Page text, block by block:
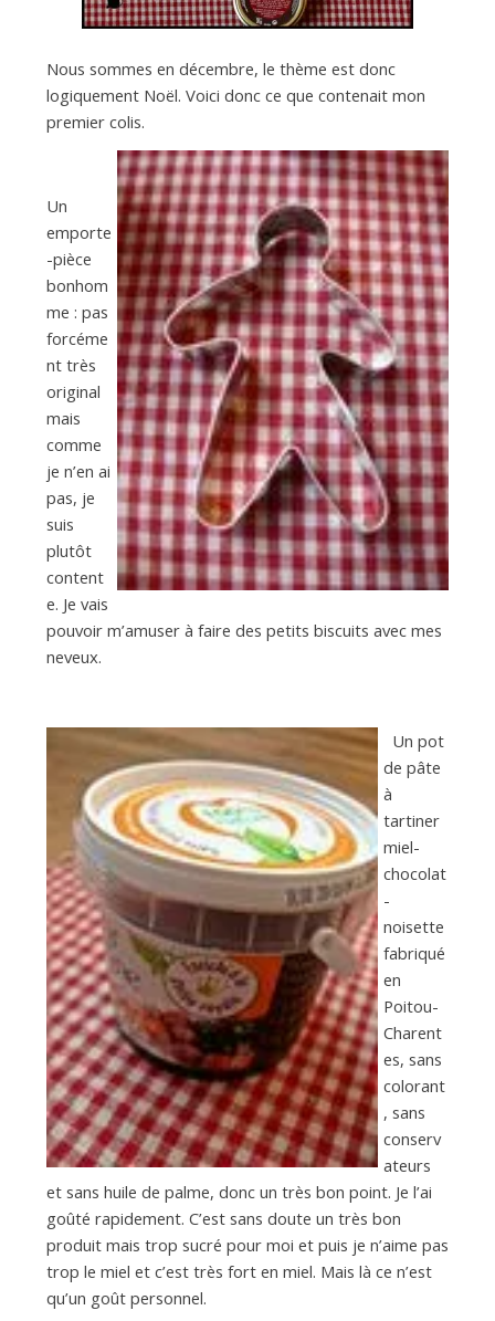
Nous sommes en décembre, le thème est donc
logiquement Noël. Voici donc ce que contenait mon
premier colis.
Un
emporte
-pièce
bonhom
me : pas
forcéme
nt très
original
mais
comme
je n’en ai
pas, je
suis
plutôt
content
e. Je vais
pouvoir m’amuser à faire des petits biscuits avec mes
neveux.
Un pot
de pâte
à
tartiner
miel-
chocolat
-
noisette
fabriqué
en
Poitou-
Charent
es, sans
colorant
, sans
conserv
ateurs
et sans huile de palme, donc un très bon point. Je l’ai
goûté rapidement. C’est sans doute un très bon
produit mais trop sucré pour moi et puis je n’aime pas
trop le miel et c’est très fort en miel. Mais là ce n’est
qu’un goût personnel.